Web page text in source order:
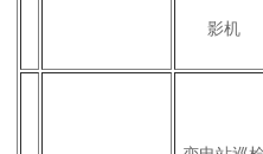
影机